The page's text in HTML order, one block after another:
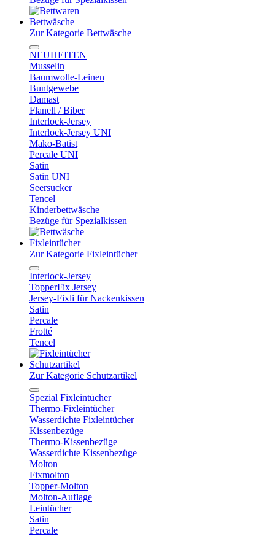
Bettwäsche
Zur Kategorie Bettwäsche
NEUHEITEN
Musselin
Baumwolle-Leinen
Buntgewebe
Damast
Flanell / Biber
Interlock-Jersey
Interlock-Jersey UNI
Mako-Batist
Percale UNI
Satin
Satin UNI
Seersucker
Tencel
Kinderbettwäsche
Bezüge für Spezialkissen
Fixleintücher
Zur Kategorie Fixleintücher
Interlock-Jersey
TopperFix Jersey
Jersey-Fixli für Nackenkissen
Satin
Percale
Frotté
Tencel
Schutzartikel
Zur Kategorie Schutzartikel
Spezial Fixleintücher
Thermo-Fixleintücher
Wasserdichte Fixleintücher
Kissenbezüge
Thermo-Kissenbezüge
Wasserdichte Kissenbezüge
Molton
Fixmolton
Topper-Molton
Molton-Auflage
Leintücher
Satin
Percale